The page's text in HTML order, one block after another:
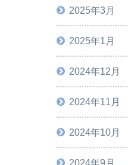
2025年3月
2025年1月
2024年12月
2024年11月
2024年10月
2024年9月